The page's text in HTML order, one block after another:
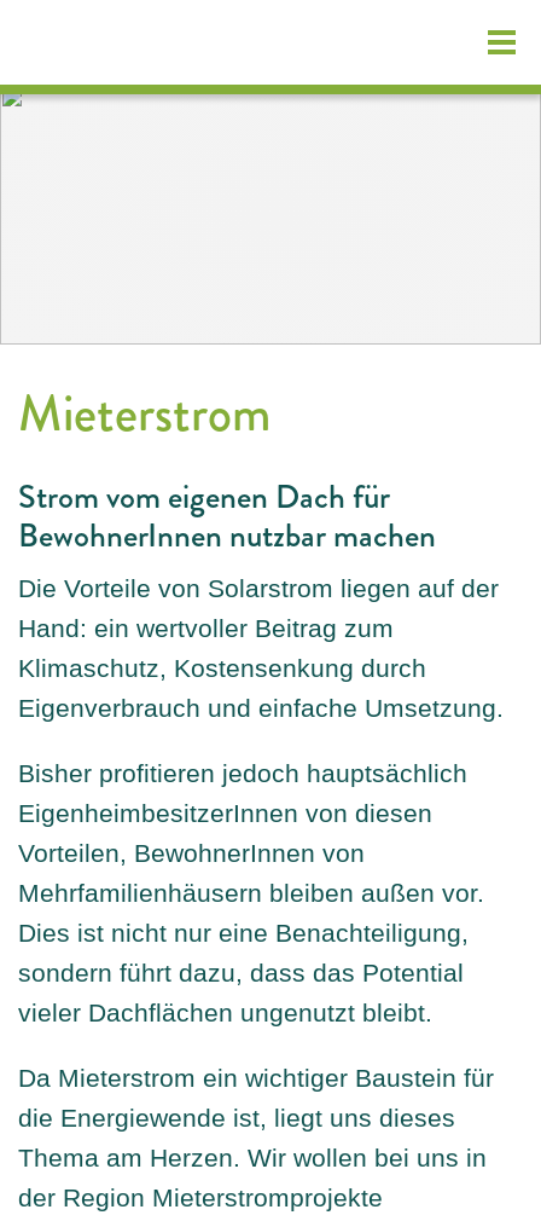
Energieerzeuger
Anlagenübersicht
Direktvermarktung
PV-Anlagen Ü20 (postEEG)
Redispatch 2.0
Mieterstrom
Ökostrom
E-Mobilität
Gemeinschaft
Mieterstrom
Strom vom eigenen Dach für
BewohnerInnen nutzbar machen
Die Vorteile von Solarstrom liegen auf der
Hand: ein wertvoller Beitrag zum
Klimaschutz, Kostensenkung durch
Eigenverbrauch und einfache Umsetzung.
Bisher profitieren jedoch hauptsächlich
EigenheimbesitzerInnen von diesen
Vorteilen, BewohnerInnen von
Mehrfamilienhäusern bleiben außen vor.
Dies ist nicht nur eine Benachteiligung,
sondern führt dazu, dass das Potential
vieler Dachflächen ungenutzt bleibt.
Da Mieterstrom ein wichtiger Baustein für
die Energiewende ist, liegt uns dieses
Thema am Herzen. Wir wollen bei uns in
der Region Mieterstromprojekte